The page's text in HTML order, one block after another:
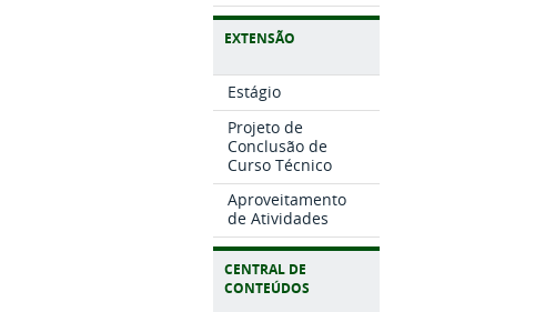
EXTENSÃO
Estágio
Projeto de
Conclusão de
Curso Técnico
Aproveitamento
de Atividades
CENTRAL DE
CONTEÚDOS